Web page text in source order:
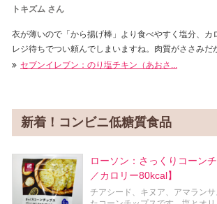
トキズム さん
衣が薄いので「から揚げ棒」より食べやすく塩分、カ
レジ待ちでつい頼んでしまいますね。肉質がささみだ
セブンイレブン：のり塩チキン（あおさ...
新着！コンビニ低糖質食品
ローソン：さっくりコーン
／カロリー80kcal】
チアシード、キヌア、アマラン